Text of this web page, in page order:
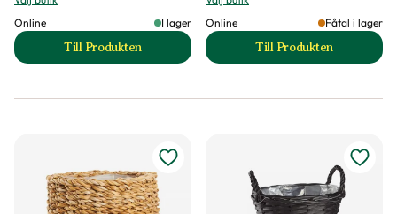
Online
I lager
Till Produkten
till Korgkruka Akito produktsida
Online
Fåtal i lager
Till Produkten
till Korgkruka